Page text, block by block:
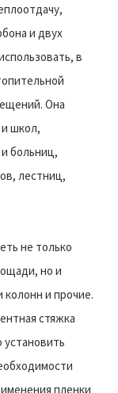
и двух
в
Она
школ,
больниц,
лестниц,
не только
но и
и прочие.
стяжка
установить
пленки